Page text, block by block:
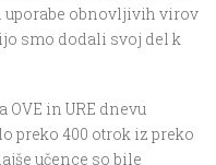
obnovljivih virov
smo dodali svoj del k
in URE dnevu
preko 400 otrok iz preko
učence so bile